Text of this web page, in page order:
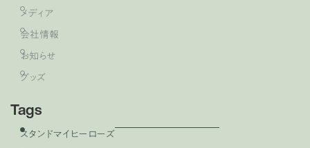
メディア
会社情報
お知らせ
グッズ
Tags
スタンドマイヒーローズ